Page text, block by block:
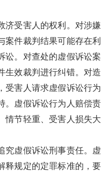
济受害人的权利。对涉嫌
案件裁判结果可能存在利
讼。对查处的虚假诉讼案
生效裁判进行纠错。对造
受害人请求虚假诉讼行为
。虚假诉讼行为人赔偿责
情节轻重、受害人损失大
究虚假诉讼刑事责任。虚
释规定的定罪标准的，要